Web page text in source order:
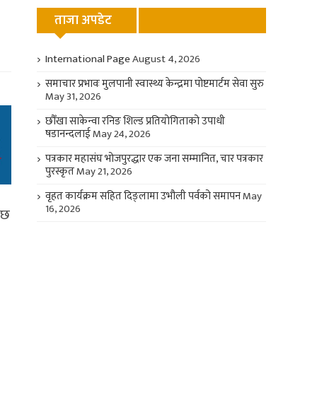
ताजा अपडेट
International PageAugust 4, 2026
समाचार प्रभावः मुलपानी स्वास्थ्य केन्द्रमा पोष्टमार्टम सेवा सुरु
May 31, 2026
छौँखा साकेन्वा रनिङ शिल्ड प्रतियोगिताको उपाधी
षडानन्दलाईMay 24, 2026
पत्रकार महासंघ भोजपुरद्धार एक जना सम्मानित, चार पत्रकार
पुरस्कृतMay 21, 2026
वृहत कार्यक्रम सहित दिङ्लामा उभौली पर्वको समापनMay
16, 2026